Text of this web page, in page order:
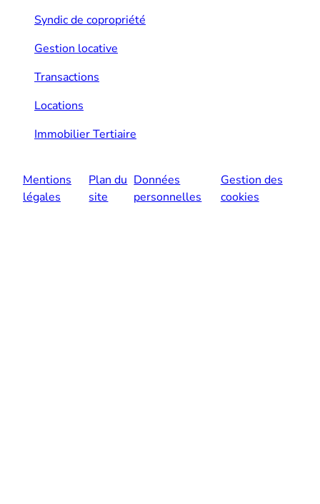
Syndic de copropriété
Gestion locative
Transactions
Locations
Immobilier Tertiaire
Mentions
légales
Plan du
site
Données
personnelles
Gestion des
cookies